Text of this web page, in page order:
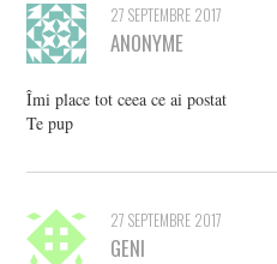
27 SEPTEMBRE 2017
ANONYME
Îmi place tot ceea ce ai postat
Te pup
27 SEPTEMBRE 2017
GENI